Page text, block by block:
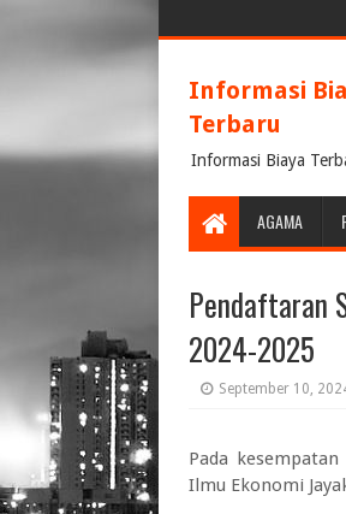
Informasi
Terbaru
Informasi Biaya
AGAMA
Pendaftaran
2024-2025
September 10,
Pada
Ilmu Ekonomi